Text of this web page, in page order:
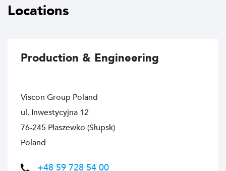
Locations
Production & Engineering
Viscon Group Poland
ul. Inwestycyjna 12
76-245 Płaszewko (Słupsk)
Poland
+48 59 728 54 00